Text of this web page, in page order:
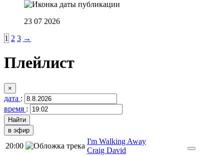
23 07 2026
1 2 3 →
Плейлист
×
дата :
время :
в эфир
20:00
I'm Walking Away
Craig David